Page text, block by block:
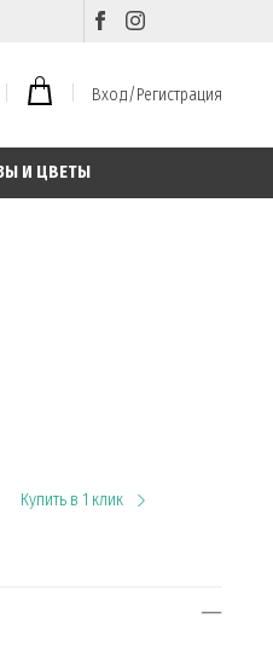
Вход/Регистрация
И ЦВЕТЫ
Купить в 1 клик